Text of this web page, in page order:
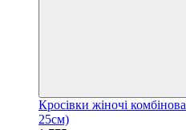
Кросівки жіночі
25см)